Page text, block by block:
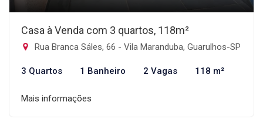
Casa à Venda com 3 quartos, 118m²
Rua Branca Sáles, 66 - Vila Maranduba, Guarulhos-SP
3 Quartos 1 Banheiro 2 Vagas 118 m²
Mais informações